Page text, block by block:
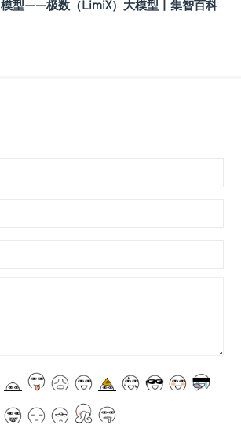
模型——极数（LimiX）大模型丨集智百科